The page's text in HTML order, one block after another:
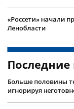
«Россети» начали
Ленобласти
Последние
Больше половины
игнорируя